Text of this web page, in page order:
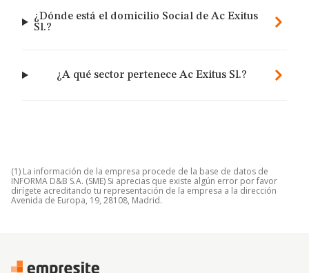
¿Dónde está el domicilio Social de Ac Exitus
Sl.?
¿A qué sector pertenece Ac Exitus Sl.?
(1) La información de la empresa procede de la base de datos de
INFORMA D&B S.A. (SME) Si aprecias que existe algún error por favor
dirígete acreditando tu representación de la empresa a la dirección
Avenida de Europa, 19, 28108, Madrid.